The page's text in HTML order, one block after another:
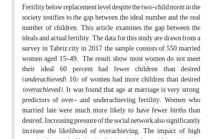
Fertility below replacement level despite the two-child norm in the
society testifies to the gap between the ideal number and the real
number of children. This article examines the gap between the
ideals and actual fertility. The data for this study are drawn from a
survey in Tabriz city in 2017, the sample consists of 550 married
women aged 15-49. The result show, most women do not meet
their ideal, 60 percent had fewer children than desired
(underachieved), 10% of women had more children than desired
(overachieved). It was found that age at marriage is very strong
predictors of over- and underachieving fertility. Women who
married late were much more likely to have fewer births than
desired. Increasing pressure of the social network also significantly
increase the likelihood of overachieving. The impact of high